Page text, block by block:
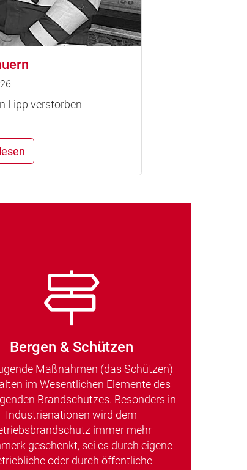
Lipp verstorben
Bergen & Schützen
Maßnahmen (das Schützen)
im Wesentlichen Elemente des
Brandschutzes. Besonders in
Industrienationen wird dem
immer mehr
geschenkt, sei es durch eigene
oder durch öffentliche